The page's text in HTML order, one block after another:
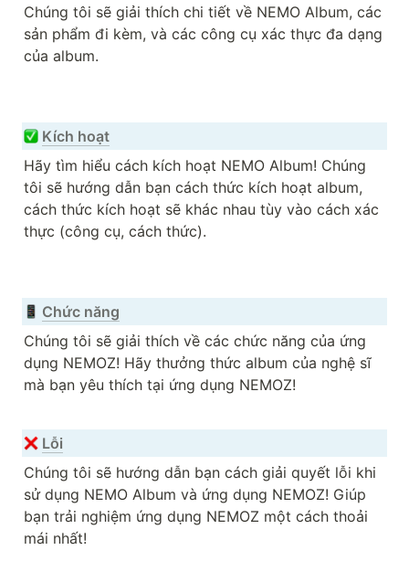
Chúng tôi sẽ giải thích chi tiết về NEMO Album, các
sản phẩm đi kèm, và các công cụ xác thực đa dạng
của album.
Kích hoạt
Hãy tìm hiểu cách kích hoạt NEMO Album! Chúng
tôi sẽ hướng dẫn bạn cách thức kích hoạt album,
cách thức kích hoạt sẽ khác nhau tùy vào cách xác
thực (công cụ, cách thức).
Chức năng
Chúng tôi sẽ giải thích về các chức năng của ứng
dụng NEMOZ! Hãy thưởng thức album của nghệ sĩ
mà bạn yêu thích tại ứng dụng NEMOZ!
Lỗi
Chúng tôi sẽ hướng dẫn bạn cách giải quyết lỗi khi
sử dụng NEMO Album và ứng dụng NEMOZ! Giúp
bạn trải nghiệm ứng dụng NEMOZ một cách thoải
mái nhất!